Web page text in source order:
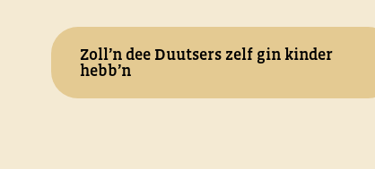
Zoll’n dee Duutsers zelf gin kinder
hebb’n